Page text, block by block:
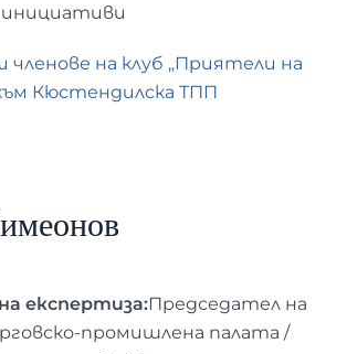
членове на клуб „Приятели на
Кюстендилска ТПП
експертиза:Председател на
промишлена палата /